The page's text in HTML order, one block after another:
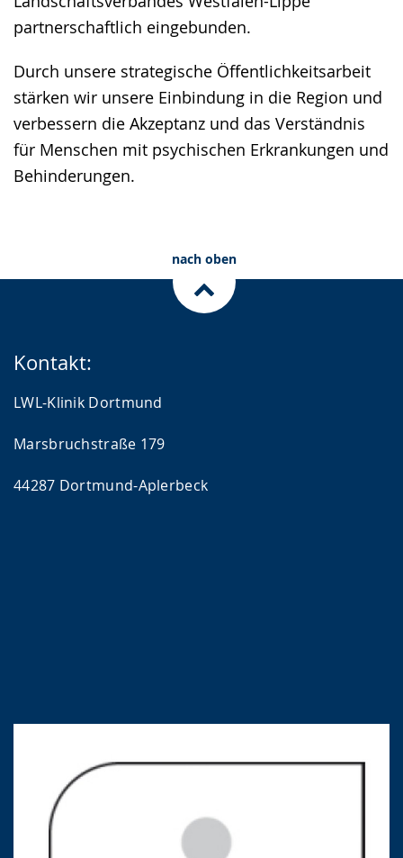
partnerschaftlich eingebunden.
Durch unsere strategische Öffentlichkeitsarbeit
stärken wir unsere Einbindung in die Region und
verbessern die Akzeptanz und das Verständnis
für Menschen mit psychischen Erkrankungen und
Behinderungen.
nach oben
Kontakt:
LWL-Klinik Dortmund
Marsbruchstraße 179
44287 Dortmund-Aplerbeck